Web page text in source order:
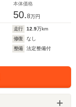
本体価格
50.8万円
走行 12.9万km
修復
なし
整備
法定整備付